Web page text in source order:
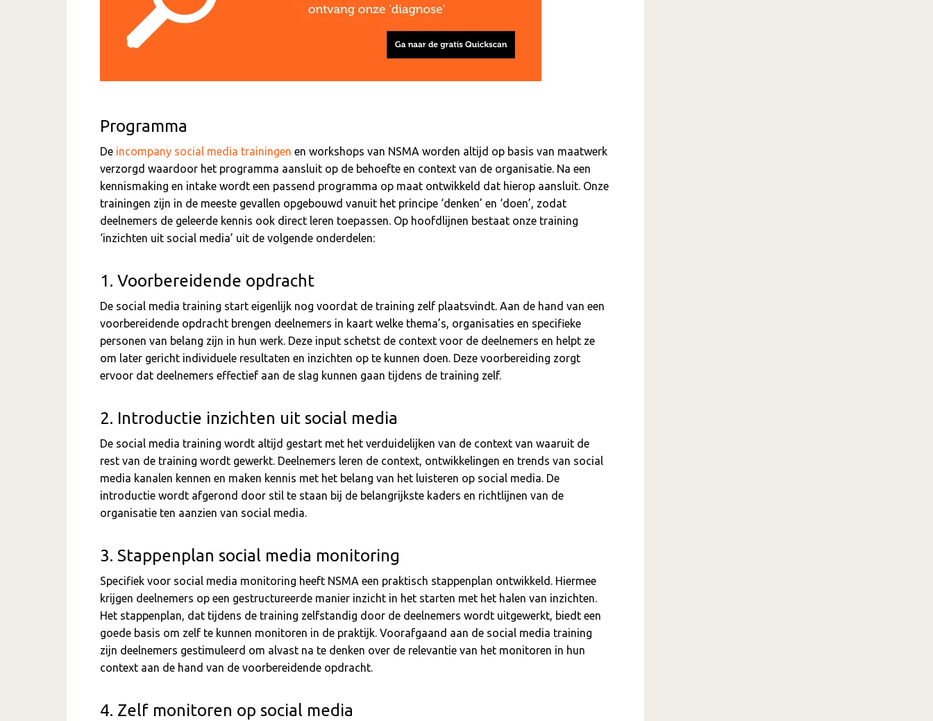
Programma
De incompany social media trainingen en workshops van NSMA worden altijd op basis van maatwerk
verzorgd waardoor het programma aansluit op de behoefte en context van de organisatie. Na een
kennismaking en intake wordt een passend programma op maat ontwikkeld dat hierop aansluit. Onze
trainingen zijn in de meeste gevallen opgebouwd vanuit het principe ‘denken’ en ‘doen’, zodat
deelnemers de geleerde kennis ook direct leren toepassen. Op hoofdlijnen bestaat onze training
‘inzichten uit social media’ uit de volgende onderdelen:
1. Voorbereidende opdracht
De social media training start eigenlijk nog voordat de training zelf plaatsvindt. Aan de hand van een
voorbereidende opdracht brengen deelnemers in kaart welke thema’s, organisaties en specifieke
personen van belang zijn in hun werk. Deze input schetst de context voor de deelnemers en helpt ze
om later gericht individuele resultaten en inzichten op te kunnen doen. Deze voorbereiding zorgt
ervoor dat deelnemers effectief aan de slag kunnen gaan tijdens de training zelf.
2. Introductie inzichten uit social media
De social media training wordt altijd gestart met het verduidelijken van de context van waaruit de
rest van de training wordt gewerkt. Deelnemers leren de context, ontwikkelingen en trends van social
media kanalen kennen en maken kennis met het belang van het luisteren op social media. De
introductie wordt afgerond door stil te staan bij de belangrijkste kaders en richtlijnen van de
organisatie ten aanzien van social media.
3. Stappenplan social media monitoring
Specifiek voor social media monitoring heeft NSMA een praktisch stappenplan ontwikkeld. Hiermee
krijgen deelnemers op een gestructureerde manier inzicht in het starten met het halen van inzichten.
Het stappenplan, dat tijdens de training zelfstandig door de deelnemers wordt uitgewerkt, biedt een
goede basis om zelf te kunnen monitoren in de praktijk. Voorafgaand aan de social media training
zijn deelnemers gestimuleerd om alvast na te denken over de relevantie van het monitoren in hun
context aan de hand van de voorbereidende opdracht.
4. Zelf monitoren op social media